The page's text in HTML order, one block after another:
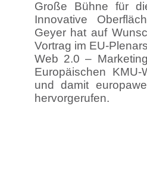
Große Bühne für
Innovative
Geyer hat auf
Vortrag im EU-
Web 2.0 –
Europäischen
und damit
hervorgerufen.